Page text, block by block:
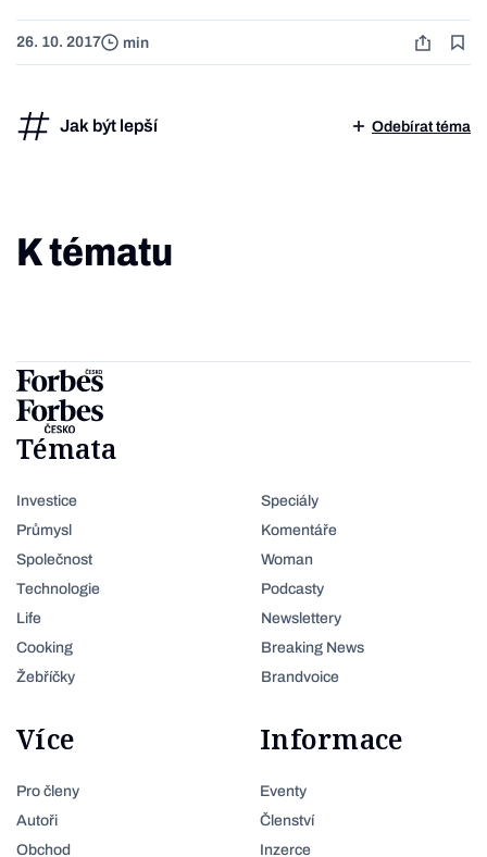
26. 10. 2017 min
Jak být lepší Odebírat téma
K tématu
Témata
Investice
Průmysl
Společnost
Technologie
Life
Cooking
Žebříčky
Speciály
Komentáře
Woman
Podcasty
Newslettery
Breaking News
Brandvoice
Více
Pro členy
Autoři
Obchod
Informace
Eventy
Členství
Inzerce